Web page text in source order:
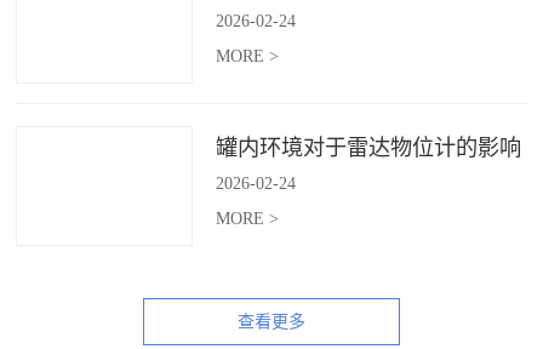
2026-02-24
MORE >
罐内环境对于雷达物位计的影响
2026-02-24
MORE >
查看更多